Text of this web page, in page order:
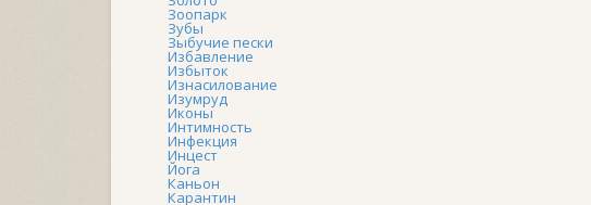
Зоопарк
Зубы
Зыбучие пески
Избавление
Избыток
Изнасилование
Изумруд
Иконы
Интимность
Инфекция
Инцест
Йога
Каньон
Карантин